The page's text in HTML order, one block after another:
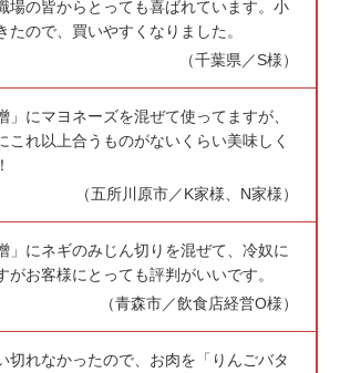
場の皆からとっても喜ばれています。小
たので、買いやすくなりました。
（千葉県／S様）
」にマヨネーズを混ぜて使ってますが、
これ以上合うものがないくらい美味しく
（五所川原市／K家様、N家様）
」にネギのみじん切りを混ぜて、冷奴に
がお客様にとっても評判がいいです。
（青森市／飲食店経営O様）
切れなかったので、お肉を「りんごバタ